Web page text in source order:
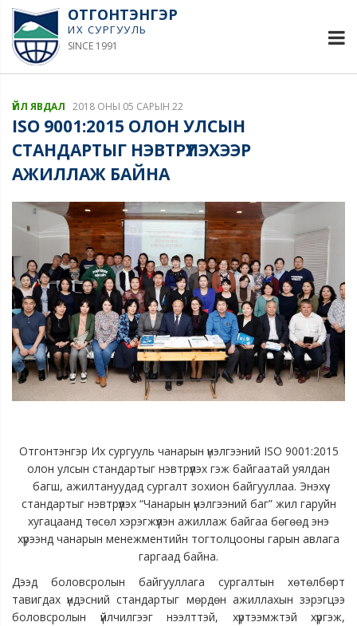
ОТГОНТЭНГЭР
ИХ СУРГУУЛЬ
SINCE 1991
ҮЙЛ ЯВДАЛ 2018 ОНЫ 05 САРЫН 22
ISO 9001:2015 ОЛОН УЛСЫН
СТАНДАРТЫГ НЭВТРҮҮЛЭХЭЭР
АЖИЛЛАЖ БАЙНА
Отгонтэнгэр Их сургууль чанарын үнэлгээний ISO 9001:2015
олон улсын стандартыг нэвтрүүлэх гэж байгаатай уялдан
багш, ажилтануудад сургалт зохион байгууллаа. Энэхүү
стандартыг нэвтрүүлэх “Чанарын үнэлгээний баг” жил гаруйн
хугацаанд төсөл хэрэгжүүлэн ажиллаж байгаа бөгөөд энэ
хүрээнд чанарын менежментийн тогтолцооны гарын авлага
гаргаад байна.
Дээд боловсролын байгууллага сургалтын хөтөлбөрт
тавигдах үндэсний стандартыг мөрдөн ажиллахын зэрэгцээ
боловсролын үйлчилгээг нээлттэй, хүртээмжтэй хүргэж,